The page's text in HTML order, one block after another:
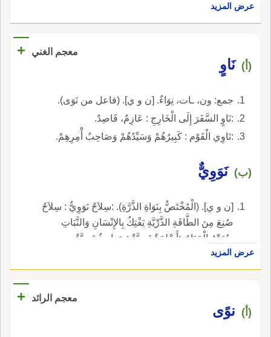
عرض المزيد
معجم الغني +
(أ) نَاوٍ
جمع: ون، ـات، نِوَاءٌ. [ن و ي]. (فاعل من نَوَى).
:نَاوٍ السَّفَرَ إِلَى الْخَارِجِ : عَازِمٌ، قَاصِدٌ.
:نَاوِي الْقَوْم : كَبِيرُهُمْ وَسَيِّدُهُمْ وَصَاحِبُ أَْمِرِهِمْ.
(ب) نَوَوِيٌّ
[ن و ي]. (الْمُخْتَصُّ بِنَوَاةِ الذَّرَّةِ). :سِلاَحٌ نَوَوِيٌّ : سِلاَحٌ
صُنِعَ مِنَ الطَّاقَةِ الذَّرِّيَّةِ يَفْتِكُ بِالإِنْسَانِ وَالنَّبَاتِ
وَيُدَمِّرُ الْحَيَاةَ. :أَسْلِحَةٌ نَوَوِيَّةٌ :صَوَارِيخُ نَوَوِيَّةٌ.
عرض المزيد
معجم الرائد +
(أ) نوًى